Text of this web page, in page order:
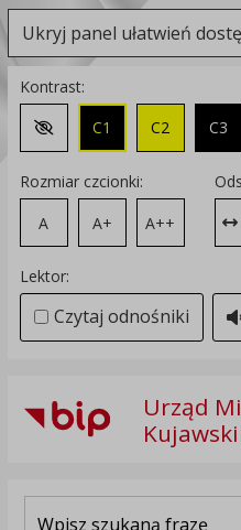
Ukryj panel ułatwień
Kontrast:
Zmień kontrast na domyślny
C1 C2 C3
Rozmiar czcionki:
A
A+ A++
Lektor:
Czytaj odnośniki
Urząd